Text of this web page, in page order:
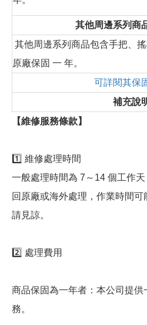
其他周邊系列商
其他周邊系列商品包含手把、
原廠保固 一 年。
可詳閱其保
補充說
【維修服務條款】
1️⃣ 維修處理時間
一般處理時間為 7～14 個工作
回原廠或海外處理，作業時間
請見諒。
2️⃣ 處理費用
商品保固為一年者：本公司提供
務。